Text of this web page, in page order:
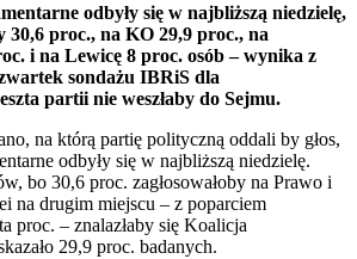
odbyły się w najbliższą niedzielę,
30,6 proc., na KO 29,9 proc., na
i na Lewicę 8 proc. osób – wynika z
sondażu IBRiS dla
partii nie weszłaby do Sejmu.
na którą partię polityczną oddali by głos,
odbyły się w najbliższą niedzielę.
bo 30,6 proc. zagłosowałoby na Prawo i
na drugim miejscu – z poparciem
proc. – znalazłaby się Koalicja
29,9 proc. badanych.